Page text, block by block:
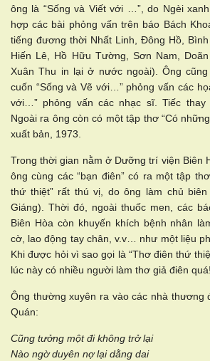
ông là “Sống và Viết với …”, do Ngèi
hợp các bài phỏng vấn trên báo Bách
tiếng đương thời Nhất Linh, Đông Hồ,
Hiến Lê, Hồ Hữu Tường, Sơn Nam,
Xuân Thu in lại ở nước ngoài). Ông
cuốn “Sống và Vẽ với…” phỏng vấn các
với…” phỏng vấn các nhạc sĩ. Tiếc thay
Ngoài ra ông còn có một tập thơ “Có
xuất bản, 1973.
Trong thời gian nằm ở Dưỡng trí viện Biên
ông cùng các “bạn điên” có ra một tập
thứ thiệt” rất thú vị, do ông làm chủ
Giáng). Thời đó, ngoài thuốc men, các
Biên Hòa còn khuyến khích bệnh nhân
cờ, lao động tay chân, v.v… như một liệu
Khi được hỏi vì sao gọi là “Thơ điên thứ
lúc này có nhiều người làm thơ giả điên quá!
Ông thường xuyên ra vào các nhà thương
Quán:
Cũng tưởng một đi không trở lại
Nào ngờ duyên nợ lại dằng dai